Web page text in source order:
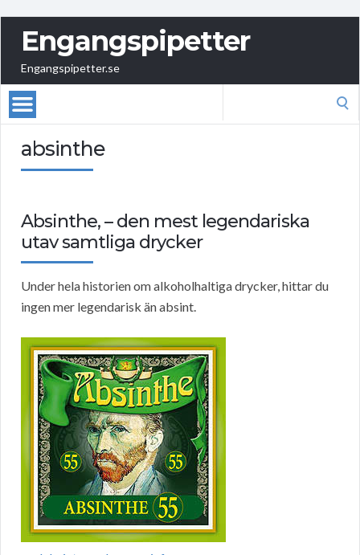
Engangspipetter
Engangspipetter.se
absinthe
Absinthe, – den mest legendariska
utav samtliga drycker
Under hela historien om alkoholhaltiga drycker, hittar du
ingen mer legendarisk än absint.